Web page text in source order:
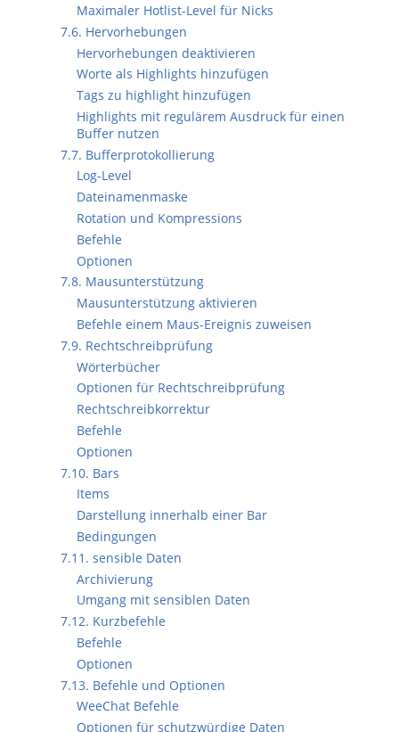
Maximaler Hotlist-Level für Nicks
7.6. Hervorhebungen
Hervorhebungen deaktivieren
Worte als Highlights hinzufügen
Tags zu highlight hinzufügen
Highlights mit regulärem Ausdruck für einen
Buffer nutzen
7.7. Bufferprotokollierung
Log-Level
Dateinamenmaske
Rotation und Kompressions
Befehle
Optionen
7.8. Mausunterstützung
Mausunterstützung aktivieren
Befehle einem Maus-Ereignis zuweisen
7.9. Rechtschreibprüfung
Wörterbücher
Optionen für Rechtschreibprüfung
Rechtschreibkorrektur
Befehle
Optionen
7.10. Bars
Items
Darstellung innerhalb einer Bar
Bedingungen
7.11. sensible Daten
Archivierung
Umgang mit sensiblen Daten
7.12. Kurzbefehle
Befehle
Optionen
7.13. Befehle und Optionen
WeeChat Befehle
Optionen für schutzwürdige Daten